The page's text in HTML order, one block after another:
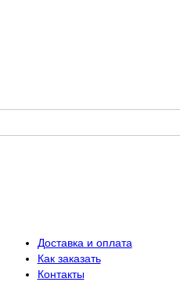
Доставка и оплата
Как заказать
Контакты